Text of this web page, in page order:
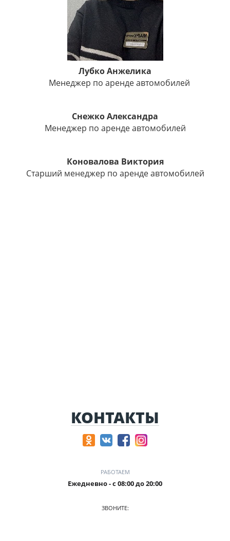
Лубко Анжелика
Менеджер по аренде автомобилей
Снежко Александра
Менеджер по аренде автомобилей
Коновалова Виктория
Старший менеджер по аренде автомобилей
КОНТАКТЫ
РАБОТАЕМ
Ежедневно - с 08:00 до 20:00
ЗВОНИТЕ: